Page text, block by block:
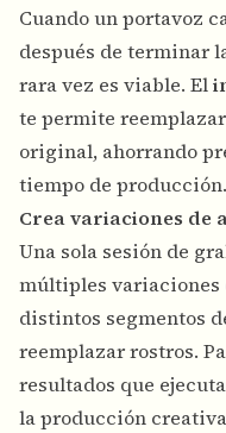
Cuando un portavoz
después de terminar
rara vez es viable. El
te permite
original, ahorrando
tiempo de producción.
Crea variaciones de
Una sola sesión de
múltiples
distintos segmentos
reemplazar rostros.
resultados que
la producción